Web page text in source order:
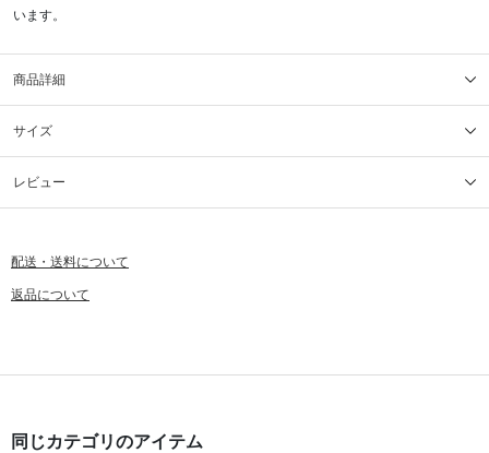
います。
商品詳細
サイズ
レビュー
配送・送料について
返品について
同じカテゴリのアイテム